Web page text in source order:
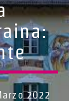
2022